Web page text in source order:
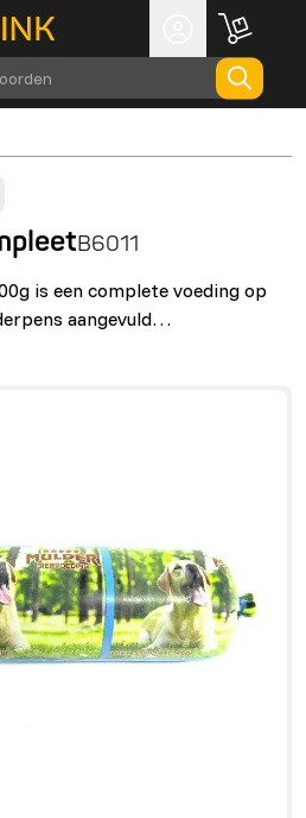
B6011
is een complete voeding op
aangevuld…